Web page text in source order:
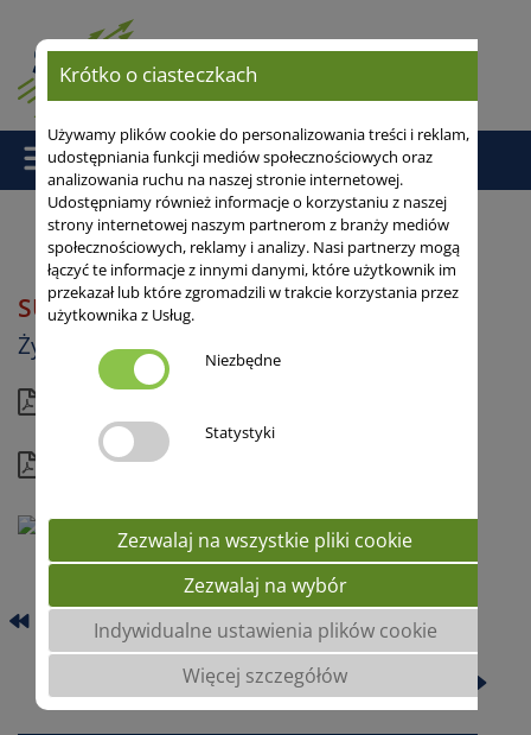
Strona główna// SU HEMMING
SU HEMMING
Żyto ozime hybrydowe
Kompletny profil
SU GLACIA
Krótko o ciasteczkach
Używamy plików cookie do personalizowania treści i reklam,
udostępniania funkcji mediów społecznościowych oraz
analizowania ruchu na naszej stronie internetowej.
Udostępniamy również informacje o korzystaniu z naszej
strony internetowej naszym partnerom z branży mediów
społecznościowych, reklamy i analizy. Nasi partnerzy mogą
łączyć te informacje z innymi danymi, które użytkownik im
przekazał lub które zgromadzili w trakcie korzystania przez
użytkownika z Usług.
Niezbędne
Statystyki
Zezwalaj na wszystkie pliki cookie
Zezwalaj na wybór
Indywidualne ustawienia plików cookie
Więcej szczegółów